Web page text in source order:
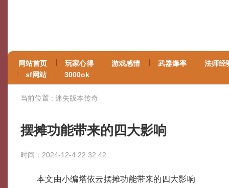
网站首页 玩家心得 游戏感情 武器爆率
法师经
sf网站
3000ok
当前位置 : 迷失版本传奇
摆摊功能带来的四大影响
时间：2024-12-4 22:32:42
本文由小编塔依云摆摊功能带来的四大影响